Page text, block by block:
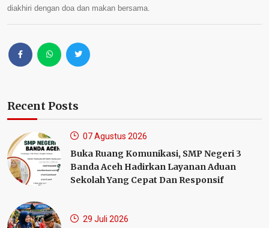
diakhiri dengan doa dan makan bersama.
Recent Posts
07 Agustus 2026
Buka Ruang Komunikasi, SMP Negeri 3
Banda Aceh Hadirkan Layanan Aduan
Sekolah Yang Cepat Dan Responsif
29 Juli 2026